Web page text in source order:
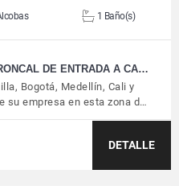
1 Baño(s)
DE ENTRADA A CA…
Bogotá, Medellín, Cali y
su empresa en esta zona d…
DETALLE